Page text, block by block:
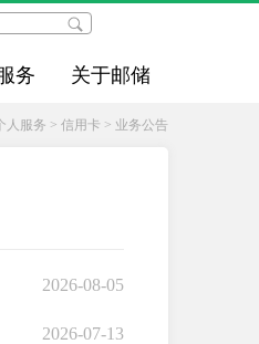
务 关于邮储
人服务 > 信用卡 > 业务公告
2026-08-05
2026-07-13